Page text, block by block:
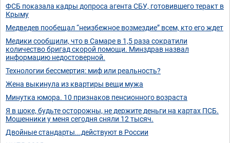
ФСБ показала кадры допроса агента СБУ, готовившего теракт в
Крыму
Медведев пообещал “неизбежное возмездие” всем, кто его ждет
Медики сообщили, что в Самаре в 1,5 раза сократили
количество бригад скорой помощи. Минздрав назвал
информацию недостоверной.
Технологии бессмертия: миф или реальность?
Жена выкинула из квартиры вещи мужа
Минутка юмора. 10 признаков пенсионного возраста
Я в шоке, будьте осторожны, не держите деньги на картах ПСБ.
Мошенники у меня сегодня сняли 12 тысяч.
Двойные стандарты...действуют в России